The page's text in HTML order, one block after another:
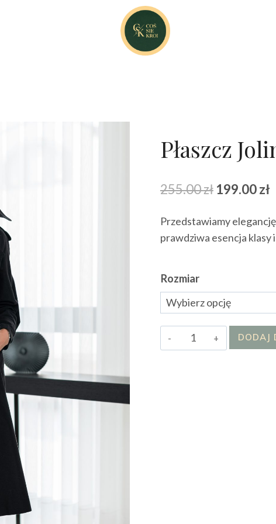
Płaszcz
255.00zł Pierwotna
wynosiła:
199.00zł
Przedstawiamy
prawdziwa esencja klasy
Rozmiar
ilość
Płaszcz
DODAJ